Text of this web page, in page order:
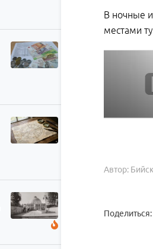
В ночные
местами
Автор:
Поделиться: